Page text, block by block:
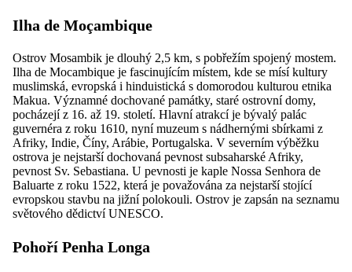
Ilha de Moçambique
Ostrov Mosambik je dlouhý 2,5 km, s pobřežím spojený mostem.
Ilha de Mocambique je fascinujícím místem, kde se mísí kultury
muslimská, evropská i hinduistická s domorodou kulturou etnika
Makua. Významné dochované památky, staré ostrovní domy,
pocházejí z 16. až 19. století. Hlavní atrakcí je bývalý palác
guvernéra z roku 1610, nyní muzeum s nádhernými sbírkami z
Afriky, Indie, Číny, Arábie, Portugalska. V severním výběžku
ostrova je nejstarší dochovaná pevnost subsaharské Afriky,
pevnost Sv. Sebastiana. U pevnosti je kaple Nossa Senhora de
Baluarte z roku 1522, která je považována za nejstarší stojící
evropskou stavbu na jižní polokouli. Ostrov je zapsán na seznamu
světového dědictví UNESCO.
Pohoří Penha Longa